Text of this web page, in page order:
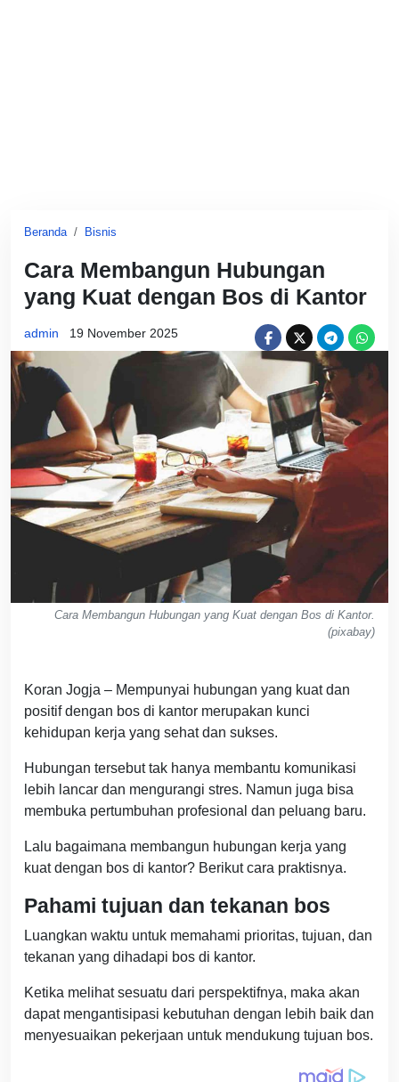
Beranda Bisnis
Cara Membangun Hubungan
yang Kuat dengan Bos di Kantor
admin 19 November 2025
Cara Membangun Hubungan yang Kuat dengan Bos di Kantor.
(pixabay)
Koran Jogja – Mempunyai hubungan yang kuat dan
positif dengan bos di kantor merupakan kunci
kehidupan kerja yang sehat dan sukses.
Hubungan tersebut tak hanya membantu komunikasi
lebih lancar dan mengurangi stres. Namun juga bisa
membuka pertumbuhan profesional dan peluang baru.
Lalu bagaimana membangun hubungan kerja yang
kuat dengan bos di kantor? Berikut cara praktisnya.
Pahami tujuan dan tekanan bos
Luangkan waktu untuk memahami prioritas, tujuan, dan
tekanan yang dihadapi bos di kantor.
Ketika melihat sesuatu dari perspektifnya, maka akan
dapat mengantisipasi kebutuhan dengan lebih baik dan
menyesuaikan pekerjaan untuk mendukung tujuan bos.